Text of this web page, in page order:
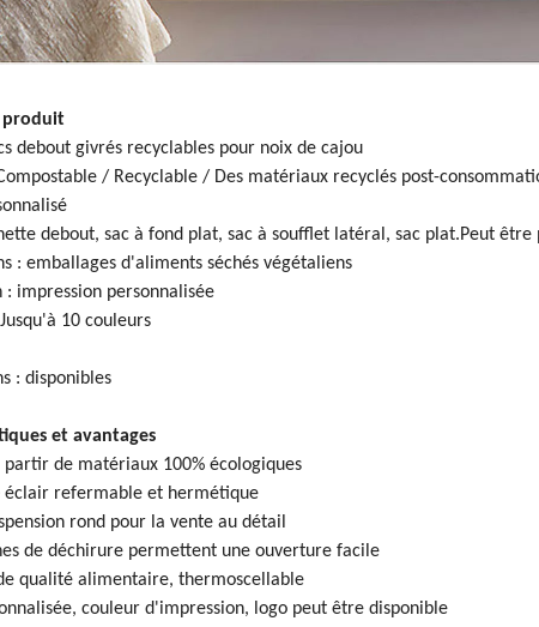
produit
debout givrés recyclables pour noix de cajou
/ Recyclable / Des matériaux recyclés post-
debout, sac à fond plat, sac à soufflet latéral, sac plat.Peut être
: emballages d'aliments séchés végétaliens
: impression personnalisée
10 couleurs
: disponibles
et avantages
partir de matériaux 100% écologiques
éclair refermable et hermétique
rond pour la vente au détail
de déchirure permettent une ouverture facile
qualité alimentaire, thermoscellable
couleur d'impression, logo peut être disponible